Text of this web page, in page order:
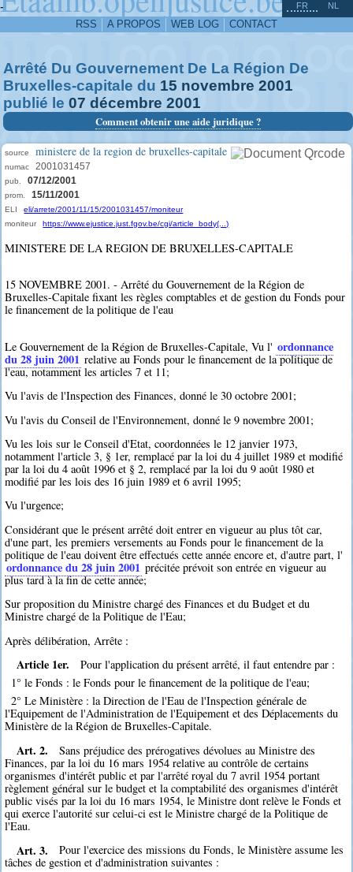
-
RSS A PROPOS WEB LOG CONTACT
FR NL
Arrêté Du Gouvernement De La Région De
Bruxelles-capitale du 15 novembre 2001
publié le 07 décembre 2001
Comment obtenir une aide juridique ?
source ministere de la region de bruxelles-capitale
numac 2001031457
pub. 07/12/2001
prom. 15/11/2001
ELI
eli/arrete/2001/11/15/2001031457/moniteur
moniteur
https://www.ejustice.just.fgov.be/cgi/article_body(...)
MINISTERE DE LA REGION DE BRUXELLES-CAPITALE
15 NOVEMBRE 2001. - Arrêté du Gouvernement de la Région de
Bruxelles-Capitale fixant les règles comptables et de gestion du Fonds pour
le financement de la politique de l'eau
Le Gouvernement de la Région de Bruxelles-Capitale, Vu l' ordonnance
du 28 juin 2001 relative au Fonds pour le financement de la politique de
l'eau, notamment les articles 7 et 11;
Vu l'avis de l'Inspection des Finances, donné le 30 octobre 2001;
Vu l'avis du Conseil de l'Environnement, donné le 9 novembre 2001;
Vu les lois sur le Conseil d'Etat, coordonnées le 12 janvier 1973,
notamment l'article 3, § 1er, remplacé par la loi du 4 juillet 1989 et modifié
par la loi du 4 août 1996 et § 2, remplacé par la loi du 9 août 1980 et
modifié par les lois des 16 juin 1989 et 6 avril 1995;
Vu l'urgence;
Considérant que le présent arrêté doit entrer en vigueur au plus tôt car,
d'une part, les premiers versements au Fonds pour le financement de la
politique de l'eau doivent être effectués cette année encore et, d'autre part, l'
ordonnance du 28 juin 2001 précitée prévoit son entrée en vigueur au
plus tard à la fin de cette année;
Sur proposition du Ministre chargé des Finances et du Budget et du
Ministre chargé de la Politique de l'Eau;
Après délibération, Arrête :
Article 1er.
Pour l'application du présent arrêté, il faut entendre par :
1° le Fonds : le Fonds pour le financement de la politique de l'eau;
2° Le Ministère : la Direction de l'Eau de l'Inspection générale de
l'Equipement de l'Administration de l'Equipement et des Déplacements du
Ministère de la Région de Bruxelles-Capitale.
Art. 2.
Sans préjudice des prérogatives dévolues au Ministre des
Finances, par la loi du 16 mars 1954 relative au contrôle de certains
organismes d'intérêt public et par l'arrêté royal du 7 avril 1954 portant
règlement général sur le budget et la comptabilité des organismes d'intérêt
public visés par la loi du 16 mars 1954, le Ministre dont relève le Fonds et
qui exerce l'autorité sur celui-ci est le Ministre chargé de la Politique de
l'Eau.
Art. 3.
Pour l'exercice des missions du Fonds, le Ministère assume les
tâches de gestion et d'administration suivantes :
^